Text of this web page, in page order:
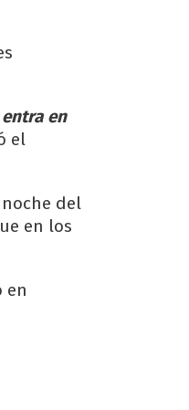
en
el
del
en los
en